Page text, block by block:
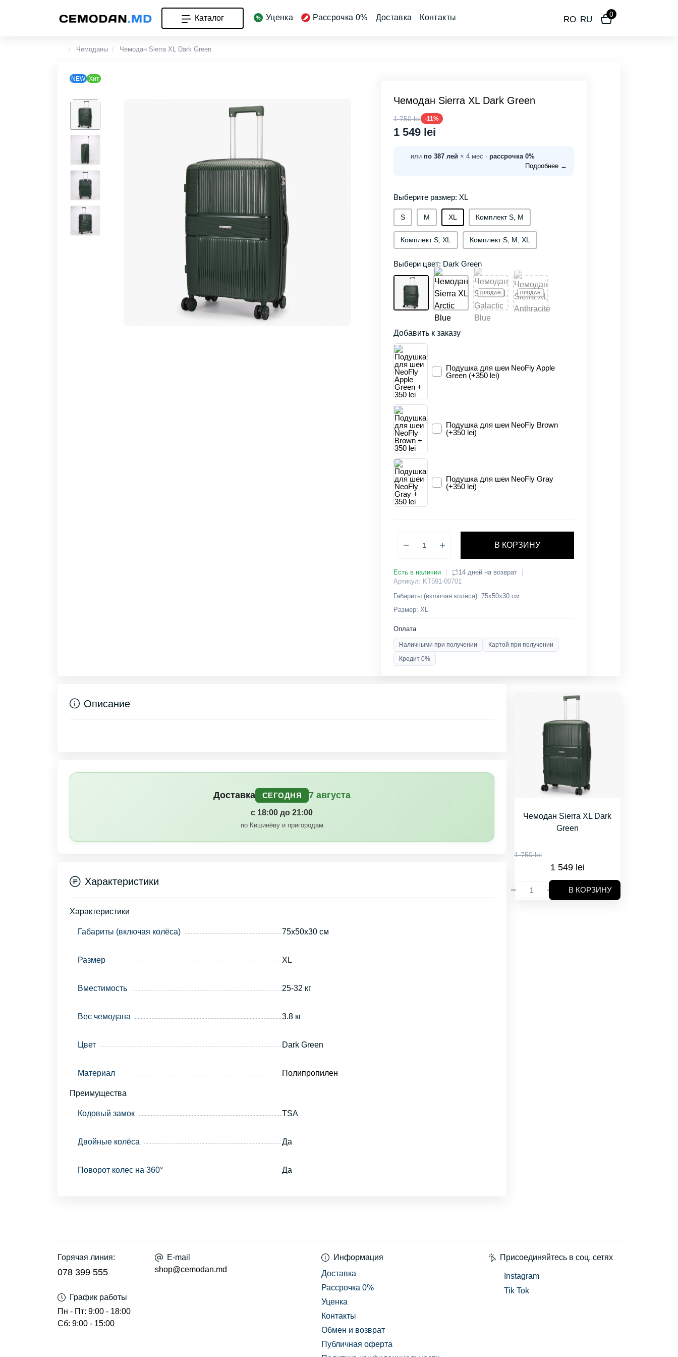
Каталог Уценка Рассрочка 0% Доставка Контакты RO RU
0
Чемоданы Чемодан Sierra XL Dark Green
NEW Хит
Чемодан Sierra XL Dark Green
1 750 lei -11%
1 549 lei
или по 387 лей × 4 мес · рассрочка 0%
Подробнее →
Выберите размер: XL
S М XL Комплект S, M
Комплект S, XL Комплект S, M, XL
Выбери цвет: Dark Green
Добавить к заказу
Подушка для шеи NeoFly Apple
Green (+350 lei)
Подушка для шеи NeoFly Brown
(+350 lei)
Подушка для шеи NeoFly Gray
(+350 lei)
В КОРЗИНУ
Есть в наличии
14 дней на возврат
Артикул: KT591-00701
Габариты (включая колёса): 75х50х30 см
Размер: XL
Оплата
Наличными при получении
Картой при получении
Кредит 0%
Чемодан Sierra XL Dark
Green
1 750 lei
1 549 lei
В КОРЗИНУ
Описание
Доставка СЕГОДНЯ 7 августа
с 18:00 до 21:00
по Кишинёву и пригородам
Характеристики
Характеристики
Габариты (включая колёса) 75х50х30 см
Размер XL
Вместимость 25-32 кг
Вес чемодана 3.8 кг
Цвет Dark Green
Материал Полипропилен
Преимущества
Кодовый замок TSA
Двойные колёса Да
Поворот колес на 360° Да
Горячая линия:
078 399 555
График работы
Пн - Пт: 9:00 - 18:00
Сб: 9:00 - 15:00
E-mail
shop@cemodan.md
Информация
Доставка
Рассрочка 0%
Уценка
Контакты
Обмен и возврат
Публичная оферта
Присоединяйтесь в соц. сетях
Instagram
Tik Tok